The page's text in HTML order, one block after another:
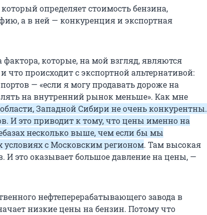
определяет стоимость бензина,
а в ней — конкуренция и экспортная
которые, на мой взгляд, являются
происходит с экспортной альтернативой:
— «если я могу продавать дороже на
на внутренний рынок меньше». Как мне
Западной Сибири не очень конкурентны.
И это приводит к тому, что цены именно на
несколько выше, чем если бы мы
с Московским регионом. Там высокая
И это оказывает большое давление на цены, —
нефтеперерабатывающего завода в
низкие цены на бензин. Потому что